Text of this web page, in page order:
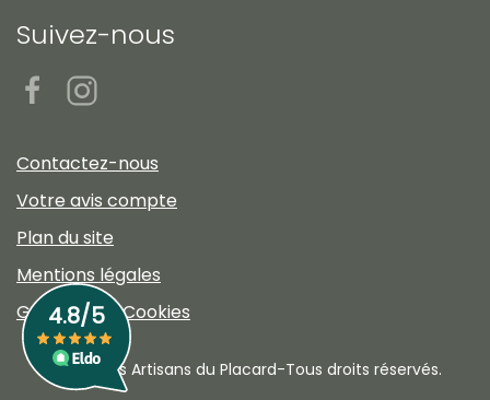
Suivez-nous
Contactez-nous
Votre avis compte
Plan du site
Mentions légales
Gestion des Cookies
©2023 Les Artisans du Placard-Tous droits réservés.